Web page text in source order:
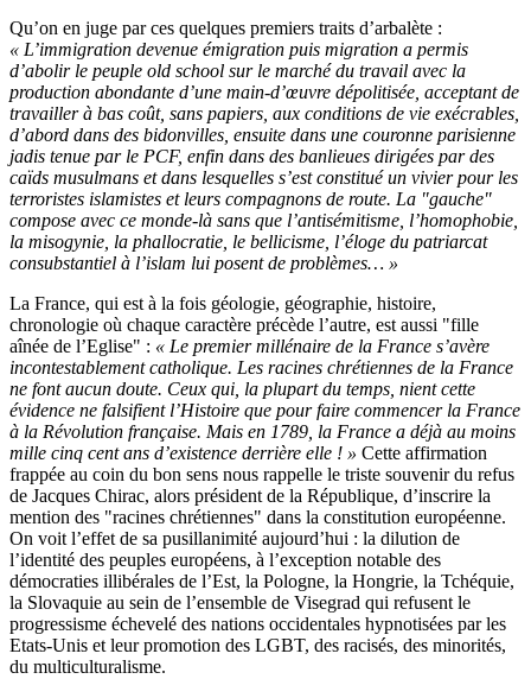
Qu’on en juge par ces quelques premiers traits d’arbalète :
« L’immigration devenue émigration puis migration a permis
d’abolir le peuple old school sur le marché du travail avec la
production abondante d’une main-d’œuvre dépolitisée, acceptant de
travailler à bas coût, sans papiers, aux conditions de vie exécrables,
d’abord dans des bidonvilles, ensuite dans une couronne parisienne
jadis tenue par le PCF, enfin dans des banlieues dirigées par des
caïds musulmans et dans lesquelles s’est constitué un vivier pour les
terroristes islamistes et leurs compagnons de route. La "gauche"
compose avec ce monde-là sans que l’antisémitisme, l’homophobie,
la misogynie, la phallocratie, le bellicisme, l’éloge du patriarcat
consubstantiel à l’islam lui posent de problèmes… »
La France, qui est à la fois géologie, géographie, histoire,
chronologie où chaque caractère précède l’autre, est aussi "fille
aînée de l’Eglise" : « Le premier millénaire de la France s’avère
incontestablement catholique. Les racines chrétiennes de la France
ne font aucun doute. Ceux qui, la plupart du temps, nient cette
évidence ne falsifient l’Histoire que pour faire commencer la France
à la Révolution française. Mais en 1789, la France a déjà au moins
mille cinq cent ans d’existence derrière elle ! » Cette affirmation
frappée au coin du bon sens nous rappelle le triste souvenir du refus
de Jacques Chirac, alors président de la République, d’inscrire la
mention des "racines chrétiennes" dans la constitution européenne.
On voit l’effet de sa pusillanimité aujourd’hui : la dilution de
l’identité des peuples européens, à l’exception notable des
démocraties illibérales de l’Est, la Pologne, la Hongrie, la Tchéquie,
la Slovaquie au sein de l’ensemble de Visegrad qui refusent le
progressisme échevelé des nations occidentales hypnotisées par les
Etats-Unis et leur promotion des LGBT, des racisés, des minorités,
du multiculturalisme.